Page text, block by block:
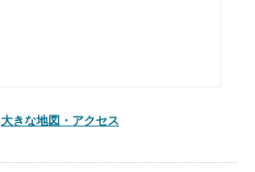
大きな地図・アクセス